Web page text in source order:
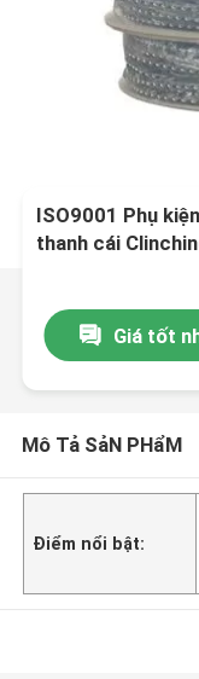
ISO9001 Phụ
thanh cái
Giá tốt
Mô Tả SảN PHẩM
Điểm nổi bật: